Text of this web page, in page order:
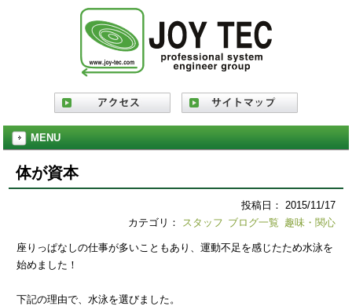
MENU
体が資本
投稿日： 2015/11/17
カテゴリ： スタッフ ブログ一覧 趣味・関心
座りっぱなしの仕事が多いこともあり、運動不足を感じたため水泳を
始めました！
下記の理由で、水泳を選びました。